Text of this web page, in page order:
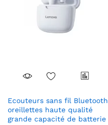
Ecouteurs sans fil Bluetooth
oreillettes haute qualité
grande capacité de batterie